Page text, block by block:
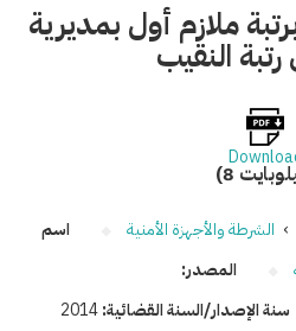
ملازم أول بمديرية
رتبة النقيب
› الشرطة والأجهزة الأمنية
سنة الإصدار/السنة القضائية:2014
اسم
المصدر: